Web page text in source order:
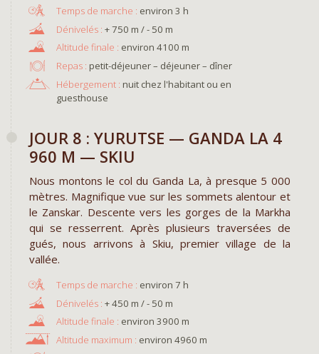
environ 3 h
+ 750 m / - 50 m
environ 4100 m
Repas : petit-déjeuner – déjeuner – dîner
Hébergement : nuit chez l'habitant ou en
guesthouse
JOUR 8 : YURUTSE — GANDA LA 4
960 M — SKIU
Nous montons le col du Ganda La, à presque 5 000
mètres. Magnifique vue sur les sommets alentour et
le Zanskar. Descente vers les gorges de la Markha
qui se resserrent. Après plusieurs traversées de
gués, nous arrivons à Skiu, premier village de la
vallée.
environ 7 h
+ 450 m / - 50 m
environ 3900 m
environ 4960 m